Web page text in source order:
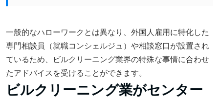
一般的なハローワークとは異なり、外国人雇用に特化した
専門相談員（就職コンシェルジュ）や相談窓口が設置され
ているため、ビルクリーニング業界の特殊な事情に合わせ
たアドバイスを受けることができます。
ビルクリーニング業がセンター